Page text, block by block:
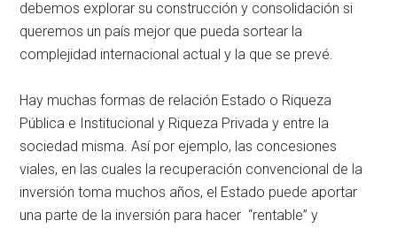
debemos explorar su construcción y consolidación si
queremos un país mejor que pueda sortear la
complejidad internacional actual y la que se prevé.
Hay muchas formas de relación Estado o Riqueza
Pública e Institucional y Riqueza Privada y entre la
sociedad misma. Así por ejemplo, las concesiones
viales, en las cuales la recuperación convencional de la
inversión toma muchos años, el Estado puede aportar
una parte de la inversión para hacer “rentable” y